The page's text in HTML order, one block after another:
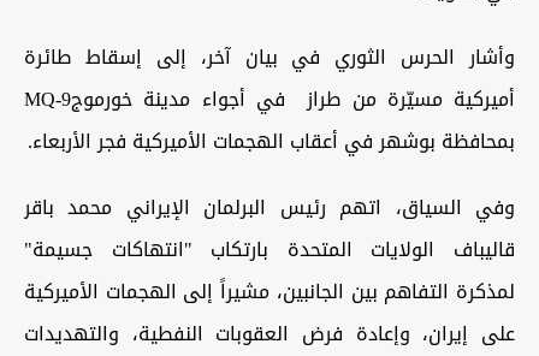
وأشار الحرس الثوري في بيان آخر، إلى إسقاط طائرة
أميركية مسيّرة من طراز
MQ-9في أجواء مدينة خورموج
بمحافظة بوشهر في أعقاب الهجمات الأميركية فجر الأربعاء.
وفي السياق، اتهم رئيس البرلمان الإيراني محمد باقر
قاليباف الولايات المتحدة بارتكاب "انتهاكات جسيمة"
لمذكرة التفاهم بين الجانبين، مشيراً إلى الهجمات الأميركية
على إيران، وإعادة فرض العقوبات النفطية، والتهديدات